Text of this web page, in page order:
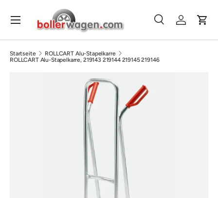
Direkt zum Inhalt
Suchen
SucheEinloggen
Menü
Startseite
ROLLCART Alu-Stapelkarre
ROLLCART Alu-Stapelkarre, 219143 219144 219145 219146